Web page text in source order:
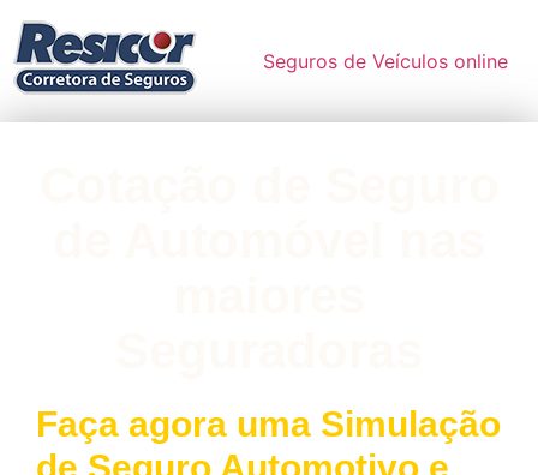
Seguros de Veículos online
Faça agora uma Simulação